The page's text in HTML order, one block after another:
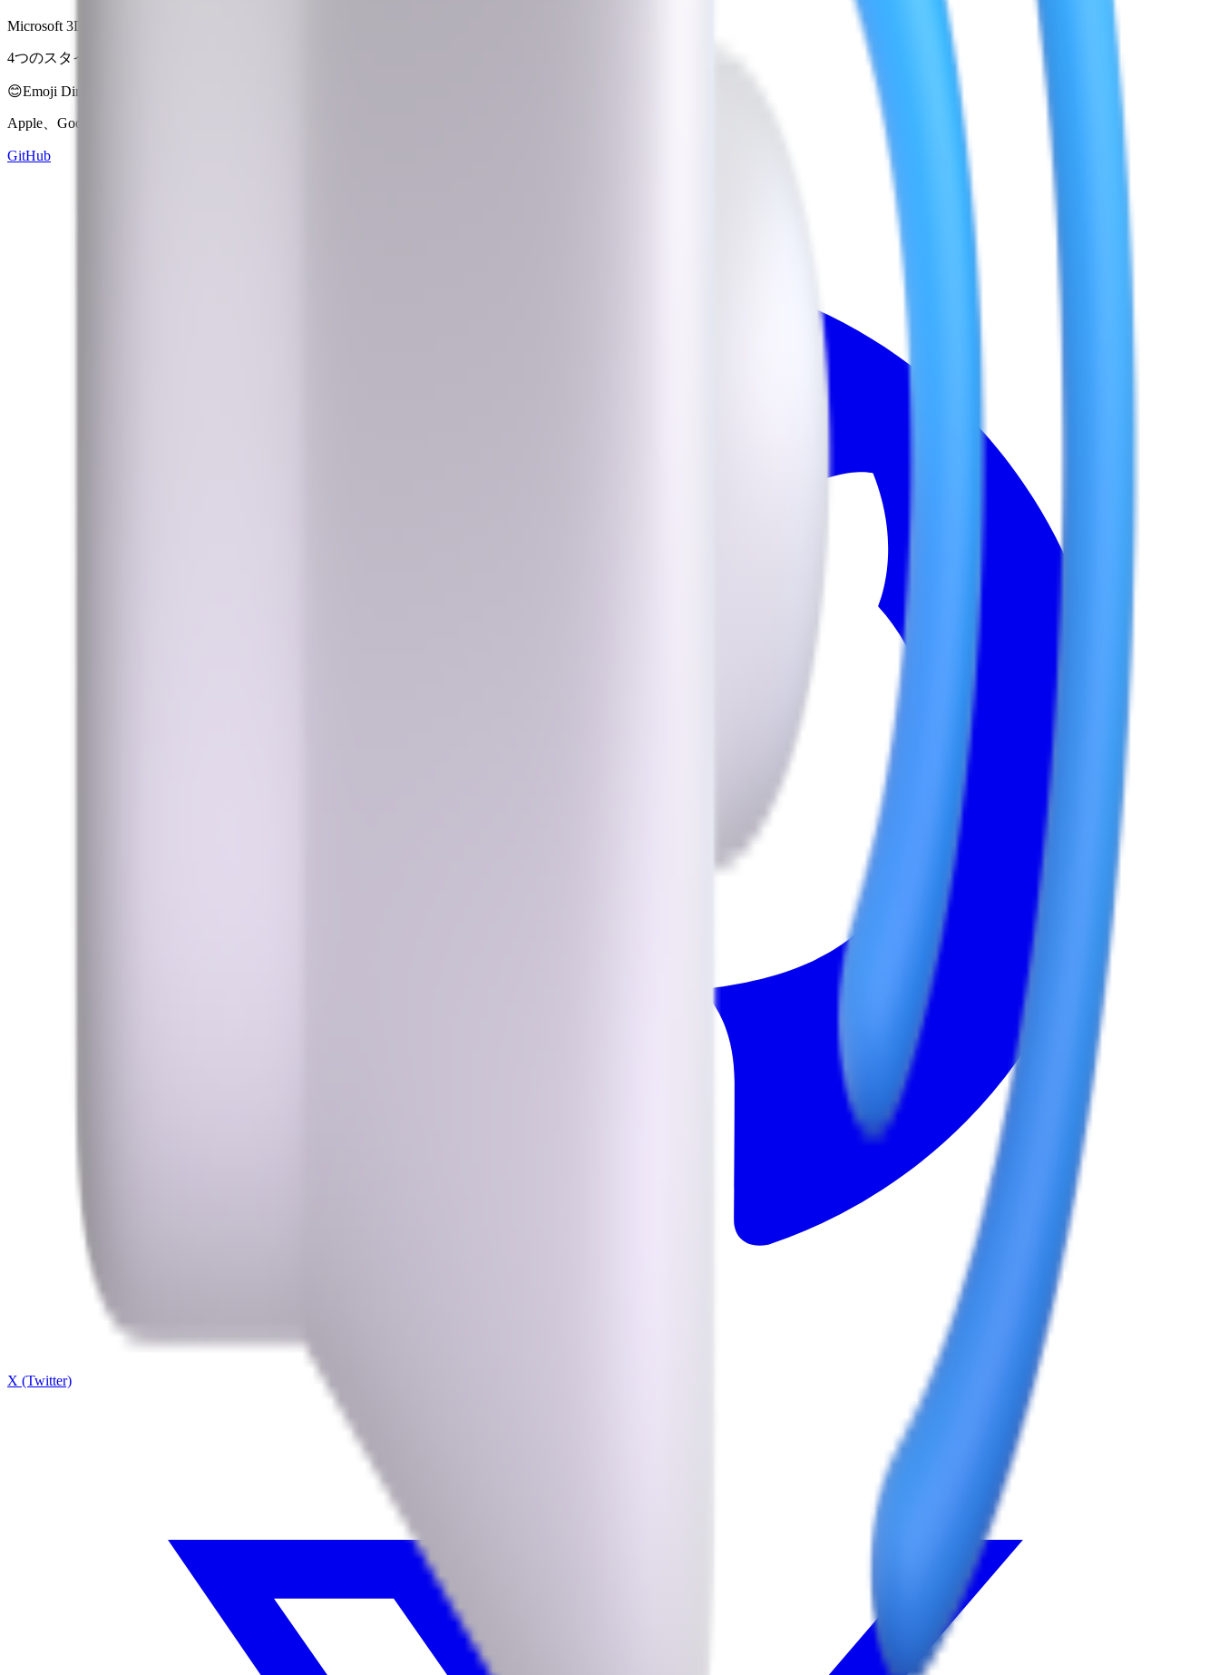
Microsoft 3D Fluent Emoji
4つのスタイルで利用可能
😊Emoji Directory
Apple、Google、Microsoftなどの複数のデザインシステムから絵文字を探索してダウンロード — すべてここに。
GitHub
X (Twitter)